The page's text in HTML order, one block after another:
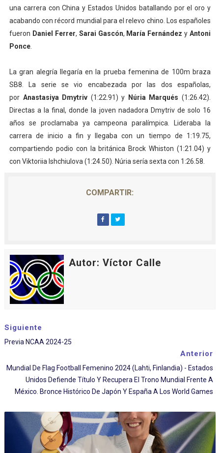
una carrera con China y Estados Unidos batallando por el oro y
acabando con récord mundial para el relevo chino. Los españoles
fueron Daniel Ferrer, Sarai Gascón, María Fernández yAntoni
Ponce.
La gran alegría llegaría en la prueba femenina de 100m braza
SB8. La serie se vio encabezada por las dos españolas,
por Anastasiya Dmytriv (1:22.91) y Núria Marqués (1:26.42).
Directas a la final, donde la joven nadadora Dmytriv de solo 16
años se proclamaba ya campeona paralímpica. Lideraba la
carrera de inicio a fin y llegaba con un tiempo de 1:19.75,
compartiendo podio con la británica Brock Whiston (1:21.04) y
con Viktoriia Ishchiulova (1:24.50). Núria sería sexta con 1:26.58.
COMPARTIR:
Autor: Víctor Calle
Siguiente
Previa NCAA 2024-25
Anterior
Mundial De Flag Football Femenino 2024 (Lahti, Finlandia) - Estados
Unidos Defiende Título Y Recupera El Trono Mundial Frente A
México. Bronce Histórico De Japón Y España A Los World Games